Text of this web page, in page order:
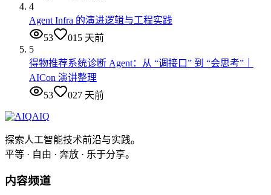
4
Agent Infra 的演进逻辑与工程实践
53
015 天前
5
得物推荐系统诊断 Agent：从 “调接口” 到 “会思考”｜
AICon 演讲整理
53
027 天前
AIQ
探索人工智能技术前沿与实践。
平等 · 自由 · 奔放 · 乐于分享。
内容频道